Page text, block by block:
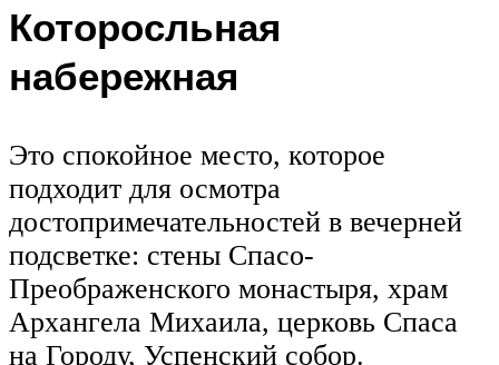
Которосльная
набережная
Это спокойное место, которое
подходит для осмотра
достопримечательностей в вечерней
подсветке: стены Спасо-
Преображенского монастыря, храм
Архангела Михаила, церковь Спаса
на Городу, Успенский собор.